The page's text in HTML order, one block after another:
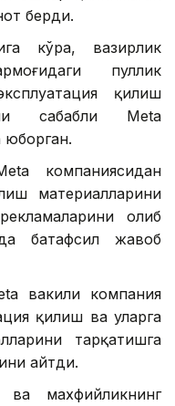
берди.
кўра, вазирлик
пуллик
қилиш
сабабли Меtа
компаниясидан
материалларини
олиб
батафсил жавоб
вакили компания
қилиш ва уларга
тарқатишга
айтди.
махфийликнинг